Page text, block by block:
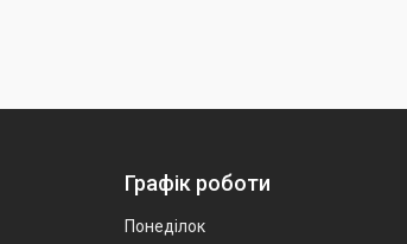
Графік роботи
Понеділок